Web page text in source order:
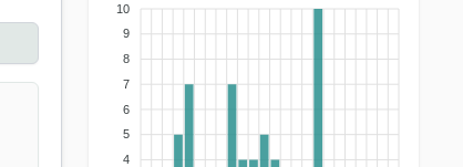
10
9
8
7
6
5
4